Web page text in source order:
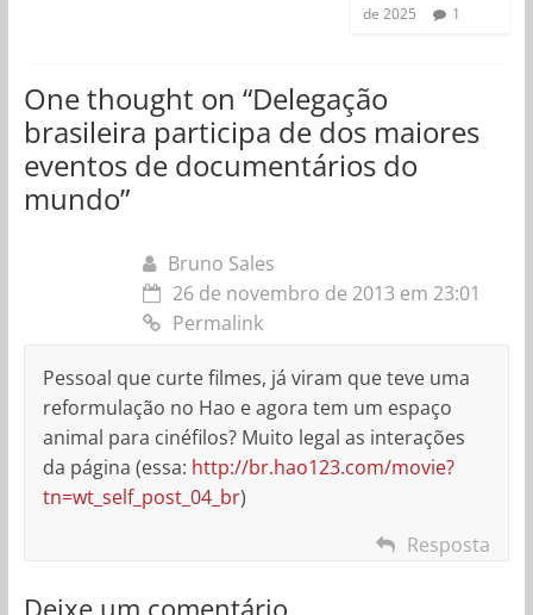
de 2025
1
One thought on “Delegação
brasileira participa de dos maiores
eventos de documentários do
mundo”
Bruno Sales
26 de novembro de 2013 em 23:01
Permalink
Pessoal que curte filmes, já viram que teve uma
reformulação no Hao e agora tem um espaço
animal para cinéfilos? Muito legal as interações
da página (essa: http://br.hao123.com/movie?
tn=wt_self_post_04_br)
Resposta